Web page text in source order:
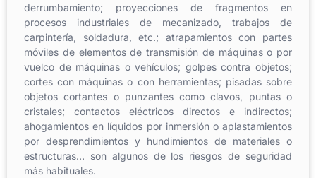
derrumbamiento; proyecciones de fragmentos en
procesos industriales de mecanizado, trabajos de
carpintería, soldadura, etc.; atrapamientos con partes
móviles de elementos de transmisión de máquinas o por
vuelco de máquinas o vehículos; golpes contra objetos;
cortes con máquinas o con herramientas; pisadas sobre
objetos cortantes o punzantes como clavos, puntas o
cristales; contactos eléctricos directos e indirectos;
ahogamientos en líquidos por inmersión o aplastamientos
por desprendimientos y hundimientos de materiales o
estructuras… son algunos de los riesgos de seguridad
más habituales.